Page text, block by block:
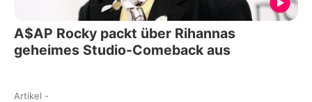
A$AP Rocky packt über Rihannas
geheimes Studio-Comeback aus
Artikel -